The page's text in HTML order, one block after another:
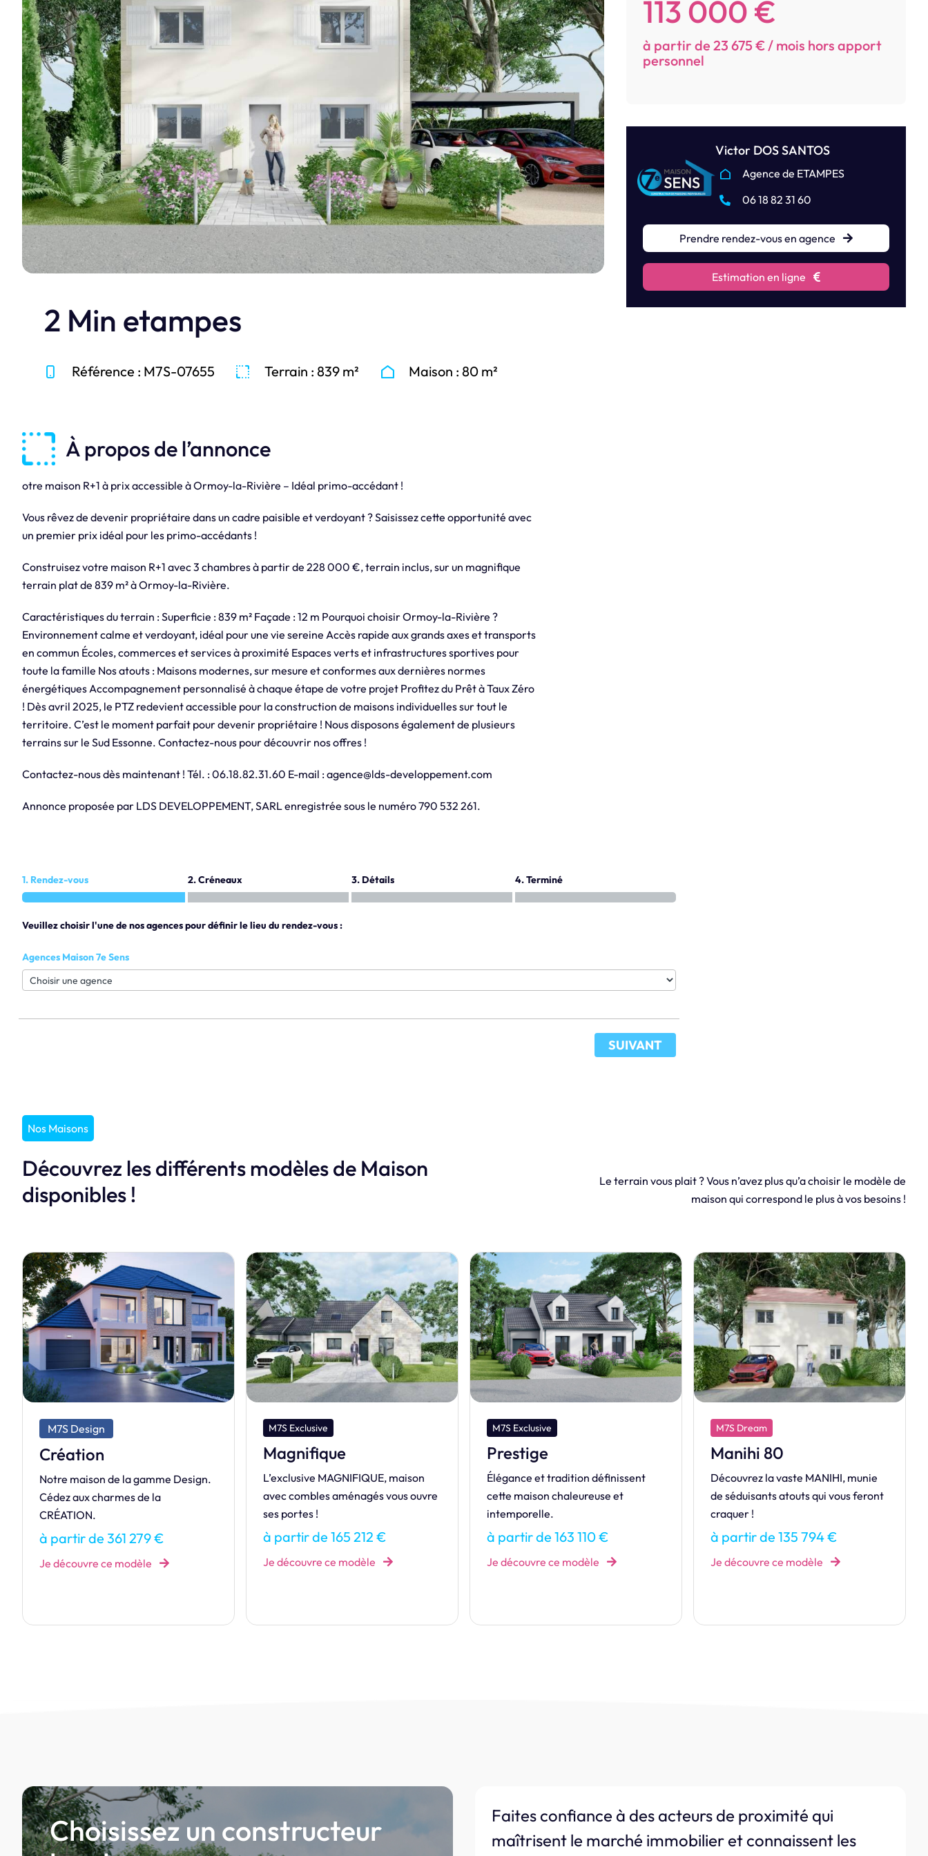
réalisations en photos.
Je découvre
2 Min etampes
Référence : M7S-07655 Terrain : 839 m² Maison : 80 m²
113 000 €
à partir de 23 675 € / mois hors apport
personnel
Victor DOS SANTOS
Agence de ETAMPES
06 18 82 31 60
Prendre rendez-vous en agence
Estimation en ligne
À propos de l’annonce
otre maison R+1 à prix accessible à Ormoy-la-Rivière – Idéal primo-accédant !
Vous rêvez de devenir propriétaire dans un cadre paisible et verdoyant ? Saisissez cette opportunité avec
un premier prix idéal pour les primo-accédants !
Construisez votre maison R+1 avec 3 chambres à partir de 228 000 €, terrain inclus, sur un magnifique
terrain plat de 839 m² à Ormoy-la-Rivière.
Caractéristiques du terrain : Superficie : 839 m² Façade : 12 m Pourquoi choisir Ormoy-la-Rivière ?
Environnement calme et verdoyant, idéal pour une vie sereine Accès rapide aux grands axes et transports
en commun Écoles, commerces et services à proximité Espaces verts et infrastructures sportives pour
toute la famille Nos atouts : Maisons modernes, sur mesure et conformes aux dernières normes
énergétiques Accompagnement personnalisé à chaque étape de votre projet Profitez du Prêt à Taux Zéro
! Dès avril 2025, le PTZ redevient accessible pour la construction de maisons individuelles sur tout le
territoire. C’est le moment parfait pour devenir propriétaire ! Nous disposons également de plusieurs
terrains sur le Sud Essonne. Contactez-nous pour découvrir nos offres !
Contactez-nous dès maintenant ! Tél. : 06.18.82.31.60 E-mail : agence@lds-developpement.com
Annonce proposée par LDS DEVELOPPEMENT, SARL enregistrée sous le numéro 790 532 261.
1. Rendez-vous 2. Créneaux 3. Détails 4. Terminé
Veuillez choisir l'une de nos agences pour définir le lieu du rendez-vous :
Agences Maison 7e Sens
SUIVANT
Nos Maisons
Découvrez les différents modèles de Maison
disponibles !
Le terrain vous plait ? Vous n’avez plus qu’a choisir le modèle de
maison qui correspond le plus à vos besoins !
M7S Exclusive
Magnifique
L’exclusive MAGNIFIQUE, maison
avec combles aménagés vous ouvre
ses portes !
à partir de 165 212 €
Je découvre ce modèle
M7S Exclusive
Prestige
Élégance et tradition définissent
cette maison chaleureuse et
intemporelle.
à partir de 163 110 €
Je découvre ce modèle
M7S Dream
Manihi 80
Découvrez la vaste MANIHI, munie
de séduisants atouts qui vous feront
craquer !
à partir de 135 794 €
Je découvre ce modèle
M7S Exclusive
Initiale
Style contemporain pour cette
maison familiale composée de trois
chambres à l'étage.
à partir de 137 968 €
Je découvre ce modèle
Choisissez un constructeur
Faites confiance à des acteurs de proximité qui
maîtrisent le marché immobilier et connaissent les